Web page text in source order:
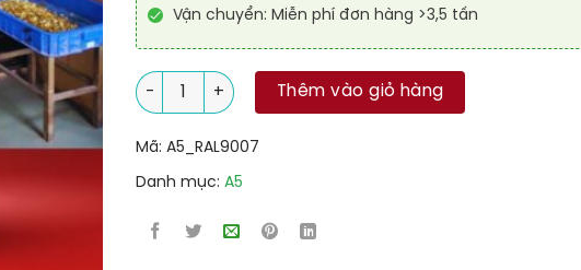
Vận chuyển: Miễn phí đơn hàng >3,5 tấn
Sơn Epoxy cao cấp RAL RAGUARD 9007 số lượng
Thêm vào giỏ hàng
Mã: A5_RAL9007
Danh mục: A5